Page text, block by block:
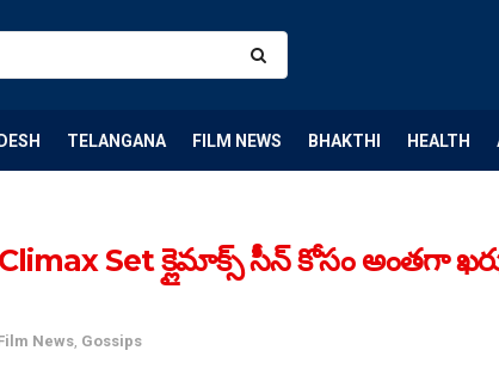
TELANGANA FILM NEWS BHAKTHI HEALTH
Set క్లైమాక్స్ సీన్ కోసం అంతగా
News, Gossips